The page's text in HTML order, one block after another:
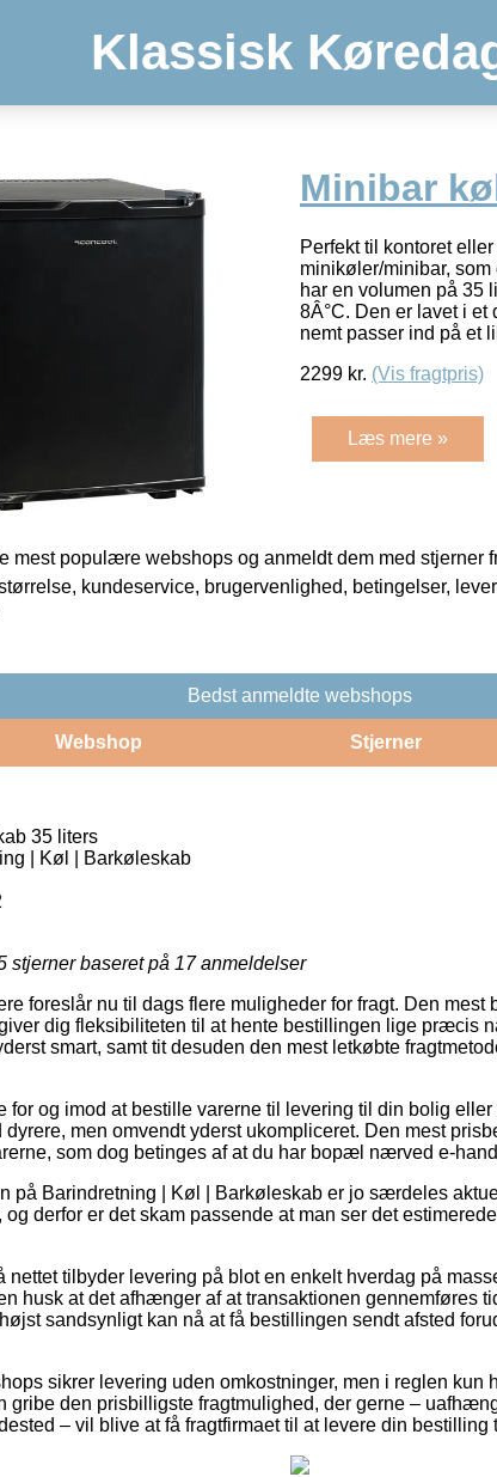
Klassisk
Minibar
Perfekt til kontoret
minikøler/minibar,
har en volumen på 35
8Â°C. Den er lavet i et
nemt passer ind på et
2299 kr. (Vis fragtpris)
Læs mere »
mest populære webshops og anmeldt dem med stjerner
kundeservice, brugervenlighed, betingelser,
Bedst anmeldte webshops
Webshop Stjerner
35 liters
| Køl | Barkøleskab
stjerner baseret på 17anmeldelser
foreslår nu til dags flere muligheder for fragt. Den mest
dig fleksibiliteten til at hente bestillingen lige præcis
smart, samt tit desuden den mest letkøbte
for og imod at bestille varerne til levering til din bolig
men omvendt yderst ukompliceret. Den mest
som dog betinges af at du har bopæl nærved e-
på Barindretning | Køl | Barkøleskab er jo særdeles
og derfor er det skam passende at man ser det
nettet tilbyder levering på blot en enkelt hverdag på
husk at det afhænger af at transaktionen gennemføres
sandsynligt kan nå at få bestillingen sendt afsted
sikrer levering uden omkostninger, men i reglen kun
gribe den prisbilligste fragtmulighed, der gerne –
– vil blive at få fragtfirmaet til at levere din bestilling